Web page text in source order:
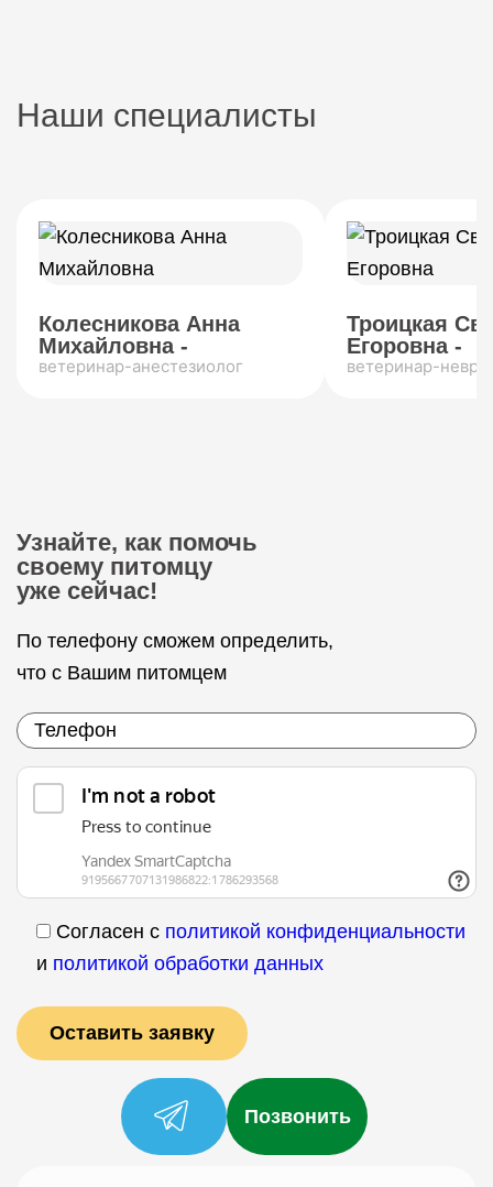
Наши специалисты
Колесникова Анна
Михайловна -
ветеринар-анестезиолог
Троицкая
Егоровна -
ветеринар-
Узнайте, как помочь
своему питомцу
уже сейчас!
По телефону сможем определить,
что с Вашим питомцем
Согласен с политикой конфиденциальности
и политикой обработки данных
Позвонить